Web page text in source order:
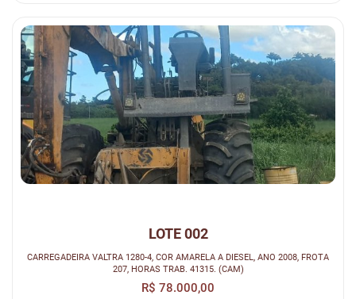
LOTE 002
CARREGADEIRA VALTRA 1280-4, COR AMARELA A DIESEL, ANO 2008, FROTA
207, HORAS TRAB. 41315. (CAM)
R$ 78.000,00